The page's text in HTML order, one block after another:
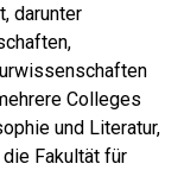
darunter
Colleges
und Literatur,
Fakultät für